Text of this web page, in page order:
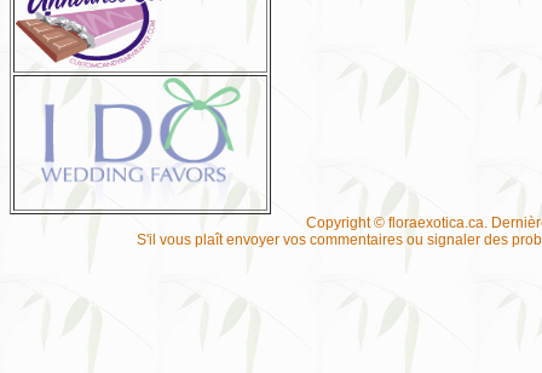
Copyright © floraexotica.ca.
S'il vous plaît envoyer vos commentaires ou signaler des